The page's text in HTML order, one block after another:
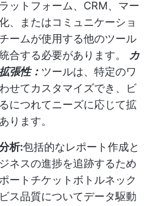
ットフォーム、CRM、マー
、またはコミュニケーショ
ームが使用する他のツール
合する必要があります。
カ
張性： ツールは、特定のワ
せてカスタマイズでき、ビ
につれてニーズに応じて拡
ります。
析:包括的なレポート作成と
ネスの進捗を追跡するため
ートチケット ボトルネック
ス品質についてデータ駆動